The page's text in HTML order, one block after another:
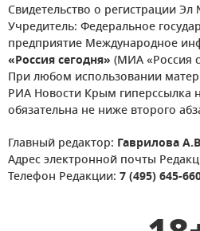
Свидетельство о регистрации
Учредитель: Федеральное
предприятие Международное
«Россия сегодня» (МИА «Россия
При любом использовании
РИА Новости Крым гиперссылка
обязательна не ниже второго
Главный редактор: Гаврилова
Адрес электронной почты
Телефон Редакции: 7 (495) 645-